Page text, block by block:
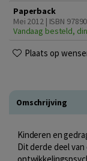
Paperback
Mei 2012 | ISBN
Vandaag besteld,
Plaats op
Omschrijving
Kinderen en
Dit derde deel